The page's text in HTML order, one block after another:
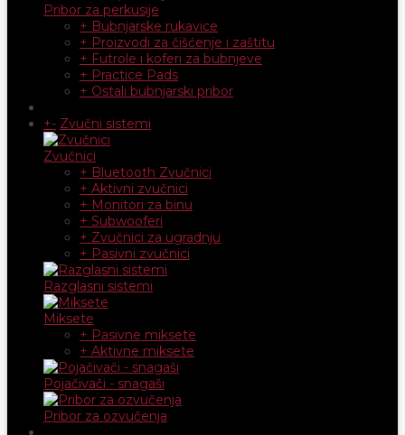
Pribor za perkusije
+ Bubnjarske rukavice
+ Proizvodi za čišćenje i zaštitu
+ Futrole i koferi za bubnjeve
+ Practice Pads
+ Ostali bubnjarski pribor
+- Zvučni sistemi
Zvučnici
+ Bluetooth Zvučnici
+ Aktivni zvučnici
+ Monitori za binu
+ Subwooferi
+ Zvučnici za ugradnju
+ Pasivni zvučnici
Razglasni sistemi
Miksete
+ Pasivne miksete
+ Aktivne miksete
Pojačivači - snagaši
Pribor za ozvučenja